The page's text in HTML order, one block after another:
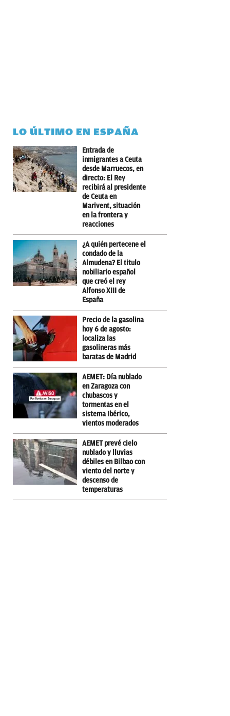
LO ÚLTIMO EN ESPAÑA
Entrada de
inmigrantes a Ceuta
desde Marruecos, en
directo: El Rey
recibirá al presidente
de Ceuta en
Marivent, situación
en la frontera y
reacciones
¿A quién pertecene el
condado de la
Almudena? El titulo
nobiliario español
que creó el rey
Alfonso XIII de
España
Precio de la gasolina
hoy 6 de agosto:
localiza las
gasolineras más
baratas de Madrid
AEMET: Día nublado
en Zaragoza con
chubascos y
tormentas en el
sistema Ibérico,
vientos moderados
AEMET prevé cielo
nublado y lluvias
débiles en Bilbao con
viento del norte y
descenso de
temperaturas